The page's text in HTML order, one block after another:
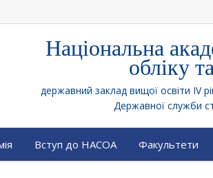
Національна
обліку
державний заклад вищої освіти IV
Державної служби
Вступ до НАСОА Факультети